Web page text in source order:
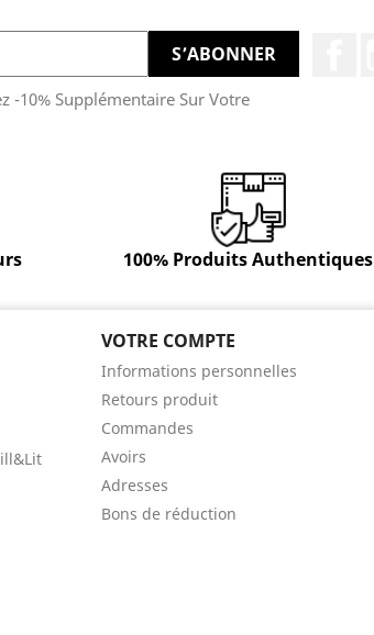
-10% Supplémentaire Sur Votre
100% Produits Authentiques
VOTRE COMPTE
Informations personnelles
Retours produit
Commandes
Avoirs
Adresses
Bons de réduction